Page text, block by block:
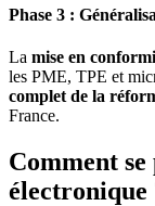
Phase 3 :
La mise en
les PME, TPE et
complet de la
France.
Comment
électronique